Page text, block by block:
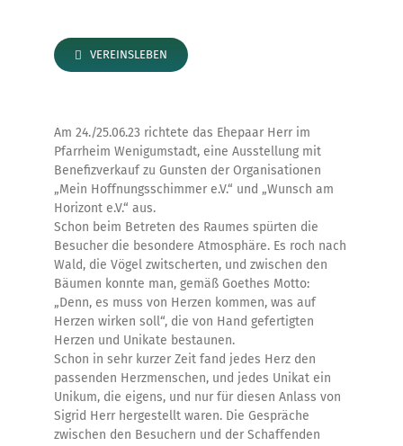
VEREINSLEBEN
Am 24./25.06.23 richtete das Ehepaar Herr im
Pfarrheim Wenigumstadt, eine Ausstellung mit
Benefizverkauf zu Gunsten der Organisationen
„Mein Hoffnungsschimmer e.V.“ und „Wunsch am
Horizont e.V.“ aus.
Schon beim Betreten des Raumes spürten die
Besucher die besondere Atmosphäre. Es roch nach
Wald, die Vögel zwitscherten, und zwischen den
Bäumen konnte man, gemäß Goethes Motto:
„Denn, es muss von Herzen kommen, was auf
Herzen wirken soll“, die von Hand gefertigten
Herzen und Unikate bestaunen.
Schon in sehr kurzer Zeit fand jedes Herz den
passenden Herzmenschen, und jedes Unikat ein
Unikum, die eigens, und nur für diesen Anlass von
Sigrid Herr hergestellt waren. Die Gespräche
zwischen den Besuchern und der Schaffenden